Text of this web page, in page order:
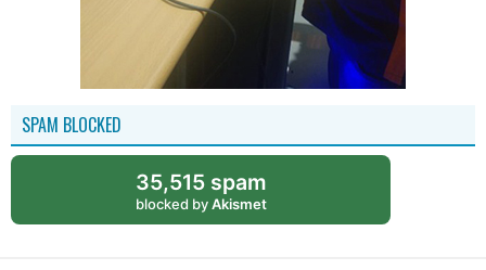
SPAM BLOCKED
35,515 spam
blocked byAkismet